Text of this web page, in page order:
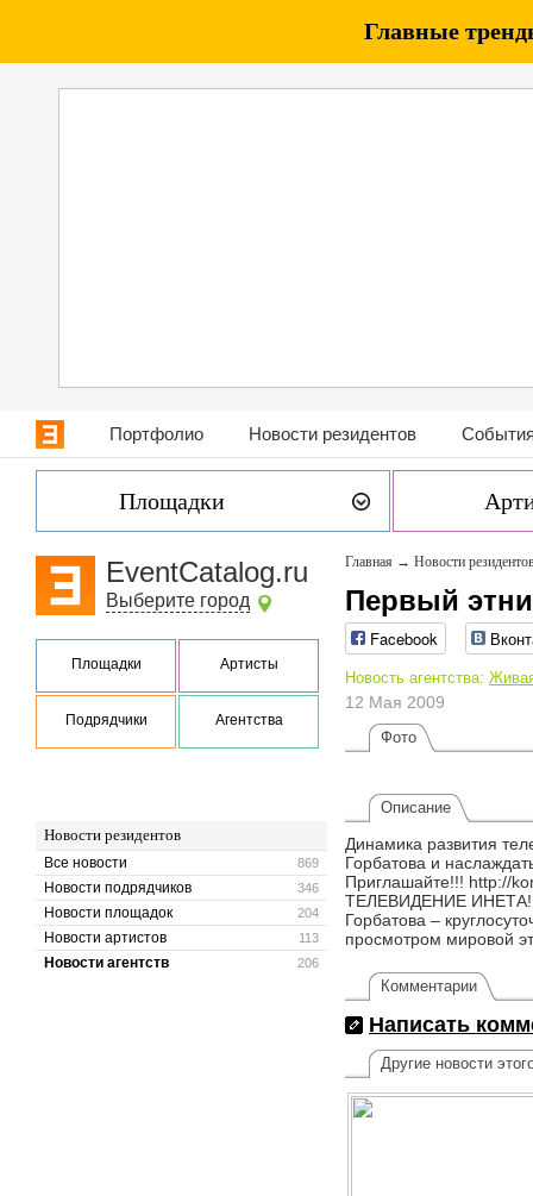
Главные
Портфолио Новости резидентов
Площадки
EventCatalog.ru
Выберите город
Площадки Артисты
Подрядчики Агентства
Новости резидентов
869
Все новости
346
Новости подрядчиков
204
Новости площадок
113
Новости артистов
206
Новости агентств
Главная → Новости
Первый
Facebook
Новость агентства:
12 Мая 2009
Фото
Описание
Динамика развития
Горбатова и
Приглашайте!!!
ТЕЛЕВИДЕНИЕ ИНЕТА!
Горбатова –
просмотром мировой
Комментарии
Написать
Другие новости